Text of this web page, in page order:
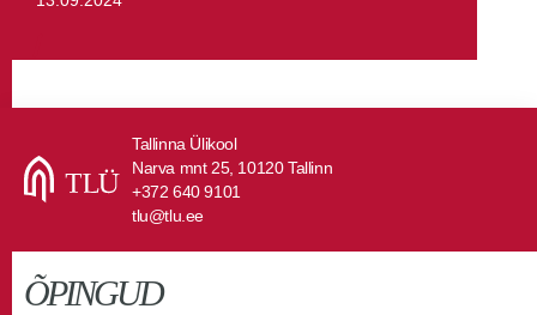
Tallinna Ülikool
Narva mnt 25, 10120 Tallinn
+372 640 9101
tlu@tlu.ee
ÕPINGUD